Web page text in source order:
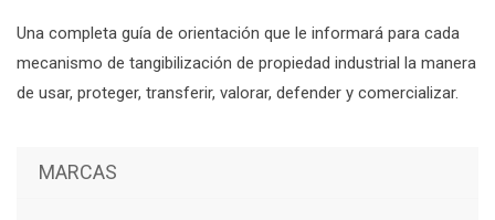
Una completa guía de orientación que le informará para cada
mecanismo de tangibilización de propiedad industrial la manera
de usar, proteger, transferir, valorar, defender y comercializar.
MARCAS